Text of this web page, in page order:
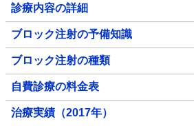
診療内容の詳細
ブロック注射の予備知識
ブロック注射の種類
自費診療の料金表
治療実績（2017年）